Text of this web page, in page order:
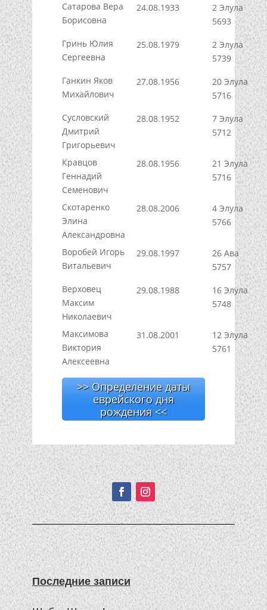
Сатарова Вера
Борисовна
24.08.1933
2 Элула
5693
Гринь Юлия
Сергеевна
25.08.1979
2 Элула
5739
Ганкин Яков
Михайлович
27.08.1956
20 Элула
5716
Сусловский
Дмитрий
Григорьевич
28.08.1952
7 Элула
5712
Кравцов
Геннадий
Семенович
28.08.1956
21 Элула
5716
Скотаренко
Элина
Александровна
28.08.2006
4 Элула
5766
Воробей Игорь
Витальевич
29.08.1997
26 Ава
5757
Верховец
Максим
Николаевич
29.08.1988
16 Элула
5748
Максимова
Виктория
Алексеевна
31.08.2001
12 Элула
5761
>> Определение даты
еврейского дня
рождения <<
Подписывайтесь!
Последние записи